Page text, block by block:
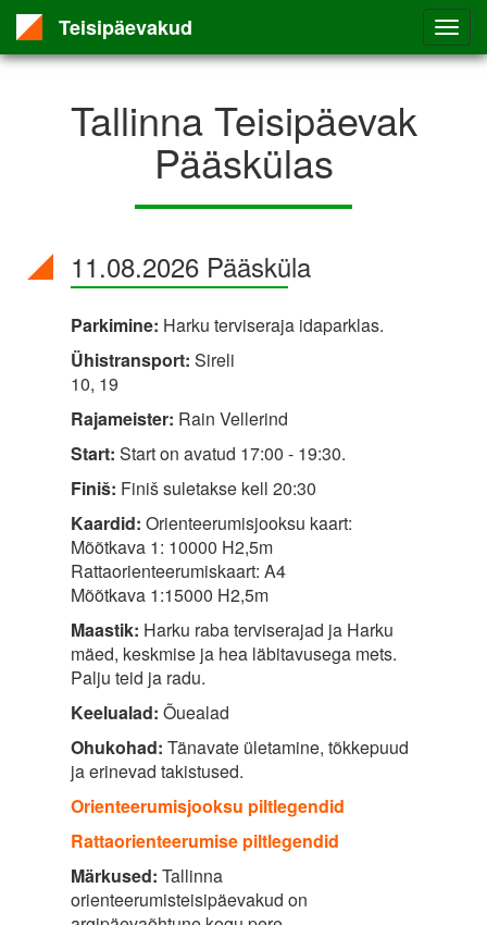
Teisipäevakud
Tallinna Teisipäevak
Pääskülas
11.08.2026 Pääsküla
Parkimine: Harku terviseraja idaparklas.
Ühistransport: Sireli
10, 19
Rajameister: Rain Vellerind
Start: Start on avatud 17:00 - 19:30.
Finiš: Finiš suletakse kell 20:30
Kaardid: Orienteerumisjooksu kaart:
Mõõtkava 1: 10000 H2,5m
Rattaorienteerumiskaart: A4
Mõõtkava 1:15000 H2,5m
Maastik: Harku raba terviserajad ja Harku
mäed, keskmise ja hea läbitavusega mets.
Palju teid ja radu.
Keelualad: Õuealad
Ohukohad: Tänavate ületamine, tõkkepuud
ja erinevad takistused.
Orienteerumisjooksu piltlegendid
Rattaorienteerumise piltlegendid
Märkused: Tallinna
orienteerumisteisipäevakud on